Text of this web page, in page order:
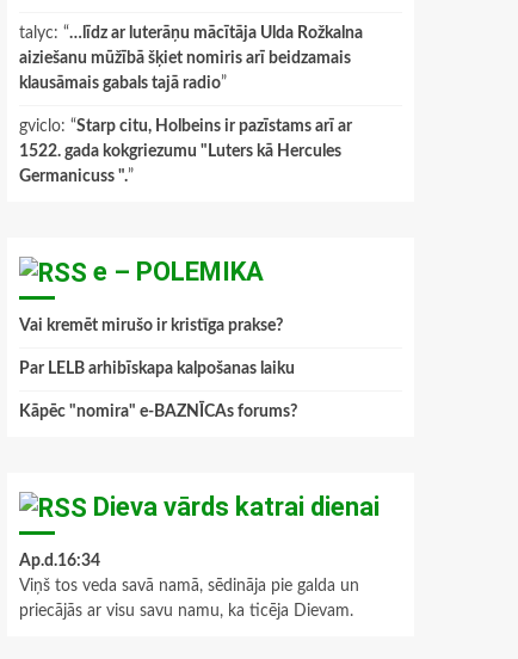
talyc: “…līdz ar luterāņu mācītāja Ulda Rožkalna
aiziešanu mūžībā šķiet nomiris arī beidzamais
klausāmais gabals tajā radio”
gviclo: “Starp citu, Holbeins ir pazīstams arī ar
1522. gada kokgriezumu "Luters kā Hercules
Germanicuss ".”
e – POLEMIKA
Vai kremēt mirušo ir kristīga prakse?
Par LELB arhibīskapa kalpošanas laiku
Kāpēc "nomira" e-BAZNĪCAs forums?
Dieva vārds katrai dienai
Ap.d.16:34
Viņš tos veda savā namā, sēdināja pie galda un
priecājās ar visu savu namu, ka ticēja Dievam.